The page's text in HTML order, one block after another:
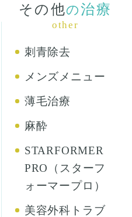
その他の治療
other
刺青除去
メンズメニュー
薄毛治療
麻酔
STARFORMER
PRO（スターフ
ォーマープロ）
美容外科トラブ